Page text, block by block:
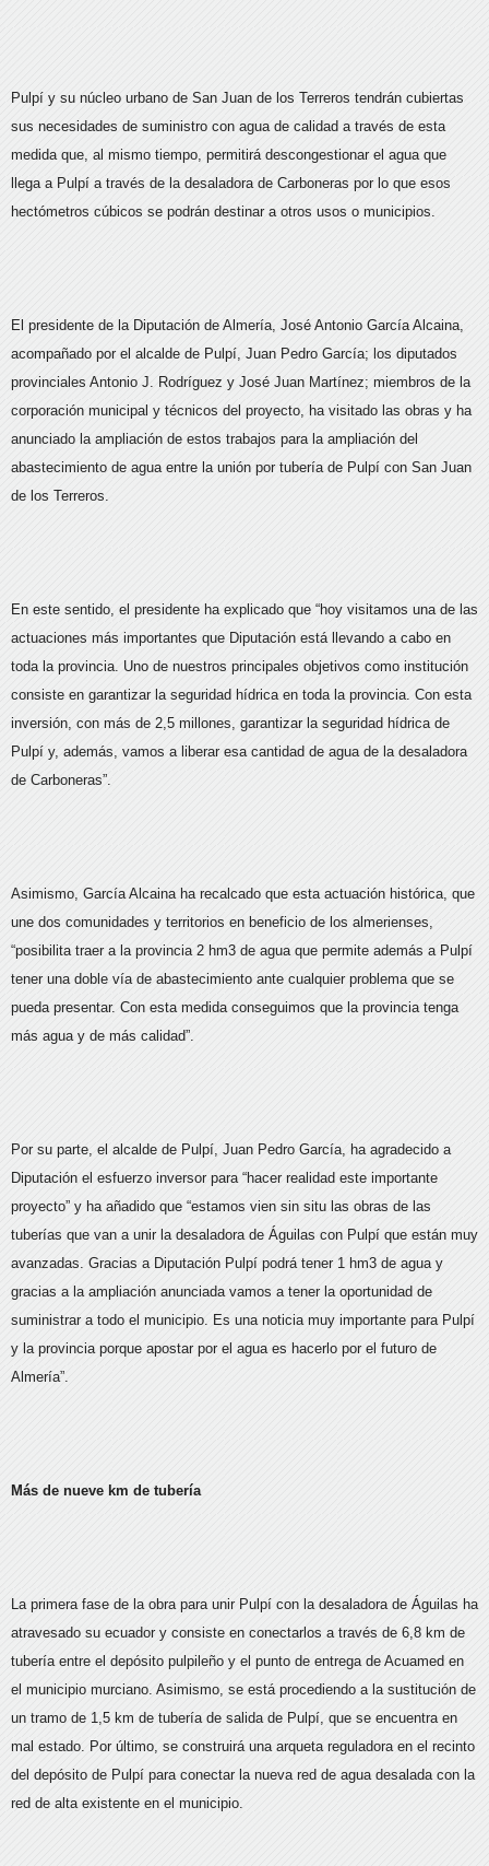
Pulpí y su núcleo urbano de San Juan de los Terreros tendrán cubiertas
sus necesidades de suministro con agua de calidad a través de esta
medida que, al mismo tiempo, permitirá descongestionar el agua que
llega a Pulpí a través de la desaladora de Carboneras por lo que esos
hectómetros cúbicos se podrán destinar a otros usos o municipios.
El presidente de la Diputación de Almería, José Antonio García Alcaina,
acompañado por el alcalde de Pulpí, Juan Pedro García; los diputados
provinciales Antonio J. Rodríguez y José Juan Martínez; miembros de la
corporación municipal y técnicos del proyecto, ha visitado las obras y ha
anunciado la ampliación de estos trabajos para la ampliación del
abastecimiento de agua entre la unión por tubería de Pulpí con San Juan
de los Terreros.
En este sentido, el presidente ha explicado que “hoy visitamos una de las
actuaciones más importantes que Diputación está llevando a cabo en
toda la provincia. Uno de nuestros principales objetivos como institución
consiste en garantizar la seguridad hídrica en toda la provincia. Con esta
inversión, con más de 2,5 millones, garantizar la seguridad hídrica de
Pulpí y, además, vamos a liberar esa cantidad de agua de la desaladora
de Carboneras”.
Asimismo, García Alcaina ha recalcado que esta actuación histórica, que
une dos comunidades y territorios en beneficio de los almerienses,
“posibilita traer a la provincia 2 hm3 de agua que permite además a Pulpí
tener una doble vía de abastecimiento ante cualquier problema que se
pueda presentar. Con esta medida conseguimos que la provincia tenga
más agua y de más calidad”.
Por su parte, el alcalde de Pulpí, Juan Pedro García, ha agradecido a
Diputación el esfuerzo inversor para “hacer realidad este importante
proyecto” y ha añadido que “estamos vien sin situ las obras de las
tuberías que van a unir la desaladora de Águilas con Pulpí que están muy
avanzadas. Gracias a Diputación Pulpí podrá tener 1 hm3 de agua y
gracias a la ampliación anunciada vamos a tener la oportunidad de
suministrar a todo el municipio. Es una noticia muy importante para Pulpí
y la provincia porque apostar por el agua es hacerlo por el futuro de
Almería”.
Más de nueve km de tubería
La primera fase de la obra para unir Pulpí con la desaladora de Águilas ha
atravesado su ecuador y consiste en conectarlos a través de 6,8 km de
tubería entre el depósito pulpileño y el punto de entrega de Acuamed en
el municipio murciano. Asimismo, se está procediendo a la sustitución de
un tramo de 1,5 km de tubería de salida de Pulpí, que se encuentra en
mal estado. Por último, se construirá una arqueta reguladora en el recinto
del depósito de Pulpí para conectar la nueva red de agua desalada con la
red de alta existente en el municipio.